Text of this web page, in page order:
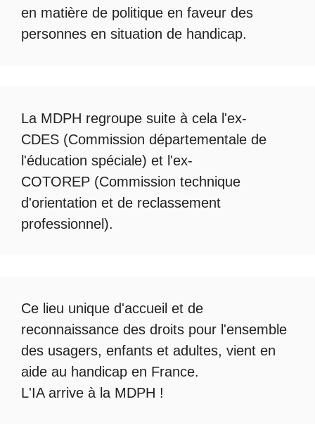
en matière de politique en faveur des
personnes en situation de handicap.
La MDPH regroupe suite à cela l'ex-
CDES (Commission départementale de
l'éducation spéciale) et l'ex-
COTOREP (Commission technique
d'orientation et de reclassement
professionnel).
Ce lieu unique d'accueil et de
reconnaissance des droits pour l'ensemble
des usagers, enfants et adultes, vient en
aide au handicap en France.
L'IA arrive à la MDPH !